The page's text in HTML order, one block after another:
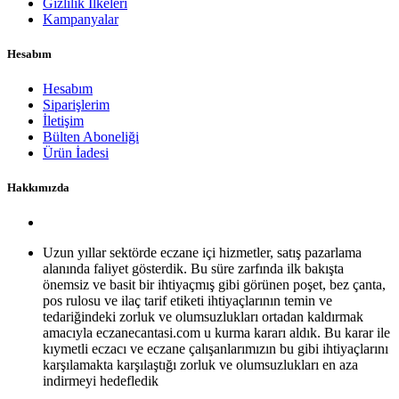
Kampanyalar
Hesabım
Hesabım
Siparişlerim
İletişim
Bülten Aboneliği
Ürün İadesi
Hakkımızda
Uzun yıllar sektörde eczane içi hizmetler, satış pazarlama
alanında faliyet gösterdik. Bu süre zarfında ilk bakışta
önemsiz ve basit bir ihtiyaçmış gibi görünen poşet, bez çanta,
pos rulosu ve ilaç tarif etiketi ihtiyaçlarının temin ve
tedariğindeki zorluk ve olumsuzlukları ortadan kaldırmak
amacıyla eczanecantasi.com u kurma kararı aldık. Bu karar ile
kıymetli eczacı ve eczane çalışanlarımızın bu gibi ihtiyaçlarını
karşılamakta karşılaştığı zorluk ve olumsuzlukları en aza
indirmeyi hedefledik